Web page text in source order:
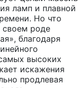
ламп и плавной
Но что
своем роде
благодаря
высоких
искажения
продлевая